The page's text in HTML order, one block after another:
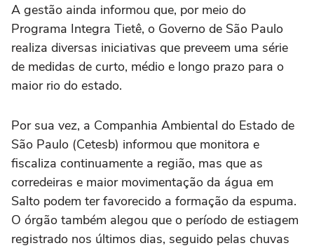
A gestão ainda informou que, por meio do
Programa Integra Tietê, o Governo de São Paulo
realiza diversas iniciativas que preveem uma série
de medidas de curto, médio e longo prazo para o
maior rio do estado.
Por sua vez, a Companhia Ambiental do Estado de
São Paulo (Cetesb) informou que monitora e
fiscaliza continuamente a região, mas que as
corredeiras e maior movimentação da água em
Salto podem ter favorecido a formação da espuma.
O órgão também alegou que o período de estiagem
registrado nos últimos dias, seguido pelas chuvas